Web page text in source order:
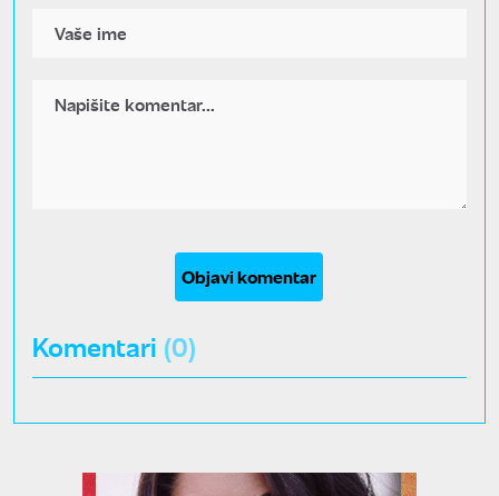
Objavi komentar
Komentari (0)